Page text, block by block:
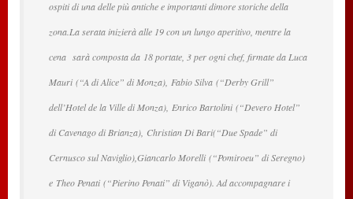
ospiti di una delle più antiche e importanti dimore storiche della
zona.La serata inizierà alle 19 con un lungo aperitivo, mentre la
cena sarà composta da 18 portate, 3 per ogni chef, firmate da Luca
Mauri (“A di Alice” di Monza), Fabio Silva (“Derby Grill”
dell’Hotel de la Ville di Monza), Enrico Bartolini (“Devero Hotel”
di Cavenago di Brianza), Christian Di Bari(“Due Spade” di
Cernusco sul Naviglio),Giancarlo Morelli (“Pomiroeu” di Seregno)
e Theo Penati (“Pierino Penati” di Viganò). Ad accompagnare i